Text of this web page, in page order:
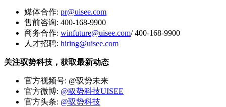
媒体合作: pr@uisee.com
售前咨询: 400-168-9900
商务合作: winfuture@uisee.com/ 400-168-9900
人才招聘: hiring@uisee.com
关注驭势科技，获取最新动态
官方视频号: @驭势未来
官方微博: @驭势科技UISEE
官方头条: @驭势科技